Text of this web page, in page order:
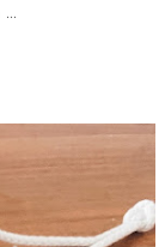
...